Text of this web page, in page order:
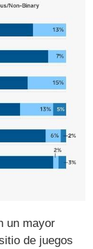
un mayor
de juegos